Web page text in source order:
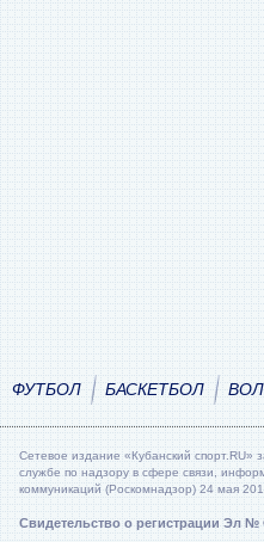
ФУТБОЛ БАСКЕТБОЛ
Сетевое издание «Кубанский спорт.RU»
службе по надзору в сфере связи,
коммуникаций (Роскомнадзор) 24 мая
Свидетельство о регистрации Эл №